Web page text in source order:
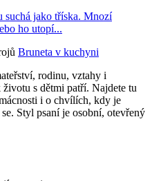
suchá jako tříska. Mnozí
ho utopí...
Bruneta v kuchyni
rodinu, vztahy i
s dětmi patří. Najdete tu
i o chvílích, kdy je
Styl psaní je osobní, otevřený